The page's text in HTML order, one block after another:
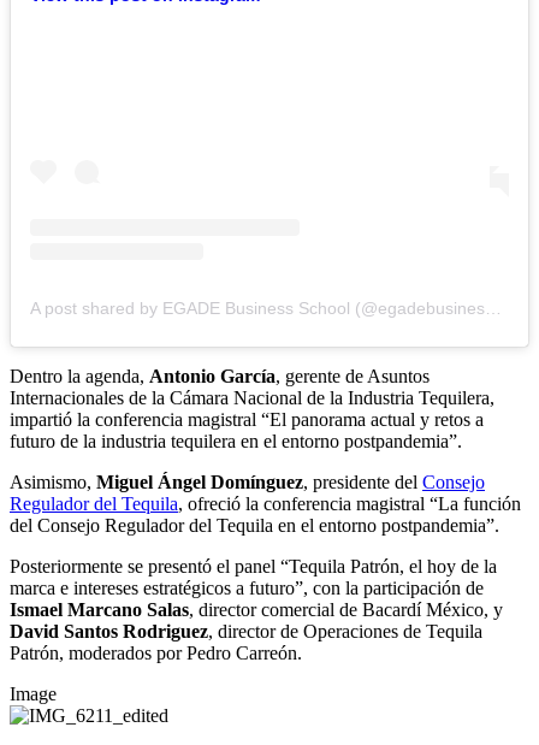
Dentro la agenda, Antonio García, gerente de Asuntos
Internacionales de la Cámara Nacional de la Industria Tequilera,
impartió la conferencia magistral “El panorama actual y retos a
futuro de la industria tequilera en el entorno postpandemia”.
Asimismo, Miguel Ángel Domínguez, presidente del Consejo
Regulador del Tequila, ofreció la conferencia magistral “La función
del Consejo Regulador del Tequila en el entorno postpandemia”.
Posteriormente se presentó el panel “Tequila Patrón, el hoy de la
marca e intereses estratégicos a futuro”, con la participación de
Ismael Marcano Salas, director comercial de Bacardí México, y
David Santos Rodriguez, director de Operaciones de Tequila
Patrón, moderados por Pedro Carreón.
Image